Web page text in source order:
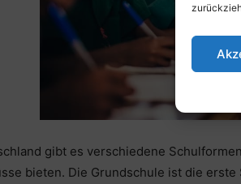
gibt es verschiedene
bieten. Die Grundschule ist die